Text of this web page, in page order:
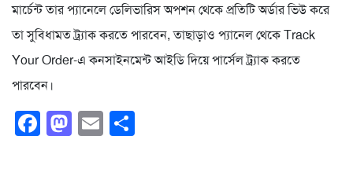
মার্চেন্ট তার প্যানেলে ডেলিভারিস অপশন থেকে প্রতিটি অর্ডার ভিউ করে
তা সুবিধামত ট্র্যাক করতে পারবেন, তাছাড়াও প্যানেল থেকে Track
Your Order-এ কনসাইনমেন্ট আইডি দিয়ে পার্সেল ট্র্যাক করতে
পারবেন।
Facebook
Mastodon
Email